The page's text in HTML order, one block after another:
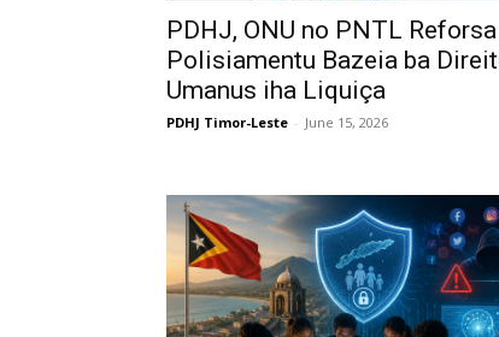
PDHJ, ONU no PNTL Reforsa
Polisiamentu Bazeia ba
Umanus iha Liquiça
PDHJ Timor-Leste - June 15, 2026